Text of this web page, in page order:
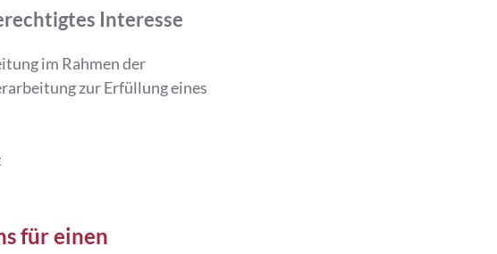
Interesse
im Rahmen der
zur Erfüllung eines
für einen